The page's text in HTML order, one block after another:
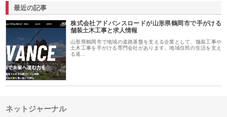
最近の記事
株式会社アドバンスロードが山形県鶴岡市で手がける
舗装土木工事と求人情報
山形県鶴岡市で地域の道路基盤を支える企業として、舗装工事や
土木工事を手がける専門会社があります。地域住民の生活を支え
る道…
ネットジャーナル